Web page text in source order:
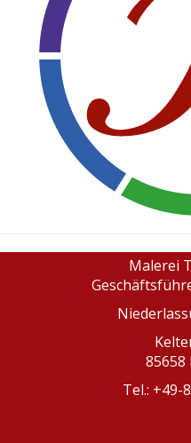
Malerei
85658
Tel.: +49-